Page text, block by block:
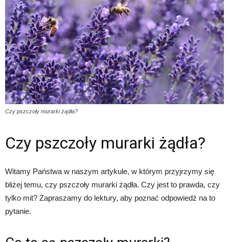
Czy pszczoły murarki żądła?
Czy pszczoły murarki żądła?
Witamy Państwa w naszym artykule, w którym przyjrzymy się
bliżej temu, czy pszczoły murarki żądła. Czy jest to prawda, czy
tylko mit? Zapraszamy do lektury, aby poznać odpowiedź na to
pytanie.